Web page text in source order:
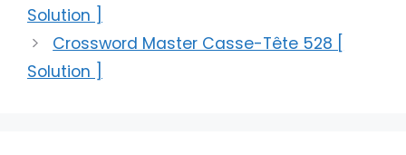
Solution ]
Crossword Master Casse-Tête 528 [
Solution ]